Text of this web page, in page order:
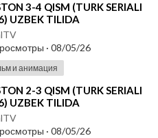
3-4 QISM (TURK SERIALI
UZBEK TILIDA
· 08/05/26
и анимация
2-3 QISM (TURK SERIALI
UZBEK TILIDA
· 08/05/26